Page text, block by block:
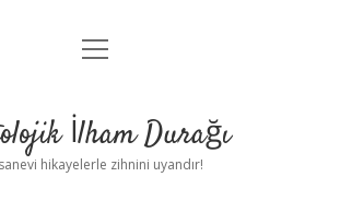
Anasayfa
Yasal Uyarı
menüyü
İlham Durağı
hikayelerle zihnini uyandır!